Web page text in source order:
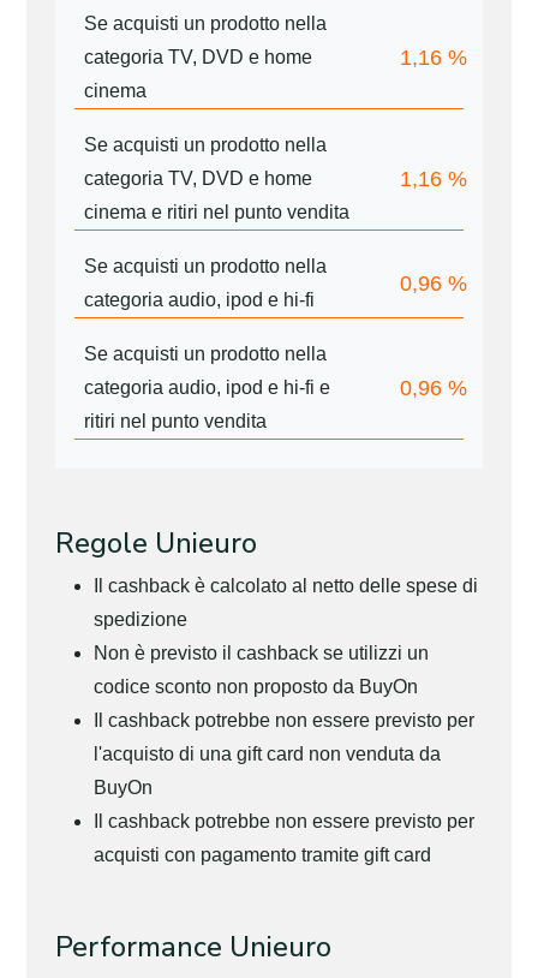
Se acquisti un prodotto nella
categoria TV, DVD e home
cinema
1,16 %
Se acquisti un prodotto nella
categoria TV, DVD e home
cinema e ritiri nel punto vendita
1,16 %
Se acquisti un prodotto nella
categoria audio, ipod e hi-fi
0,96 %
Se acquisti un prodotto nella
categoria audio, ipod e hi-fi e
ritiri nel punto vendita
0,96 %
Regole Unieuro
Il cashback è calcolato al netto delle spese di
spedizione
Non è previsto il cashback se utilizzi un
codice sconto non proposto da BuyOn
Il cashback potrebbe non essere previsto per
l'acquisto di una gift card non venduta da
BuyOn
Il cashback potrebbe non essere previsto per
acquisti con pagamento tramite gift card
Performance Unieuro